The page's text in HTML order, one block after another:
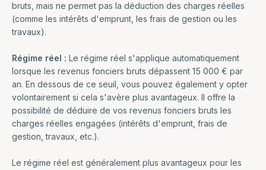
bruts, mais ne permet pas la déduction des charges réelles
(comme les intérêts d'emprunt, les frais de gestion ou les
travaux).
Régime réel : Le régime réel s'applique automatiquement
lorsque les revenus fonciers bruts dépassent 15 000 € par
an. En dessous de ce seuil, vous pouvez également y opter
volontairement si cela s'avère plus avantageux. Il offre la
possibilité de déduire de vos revenus fonciers bruts les
charges réelles engagées (intérêts d'emprunt, frais de
gestion, travaux, etc.).
Le régime réel est généralement plus avantageux pour les